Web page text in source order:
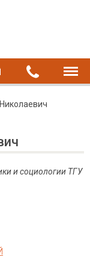
и социологии ТГУ